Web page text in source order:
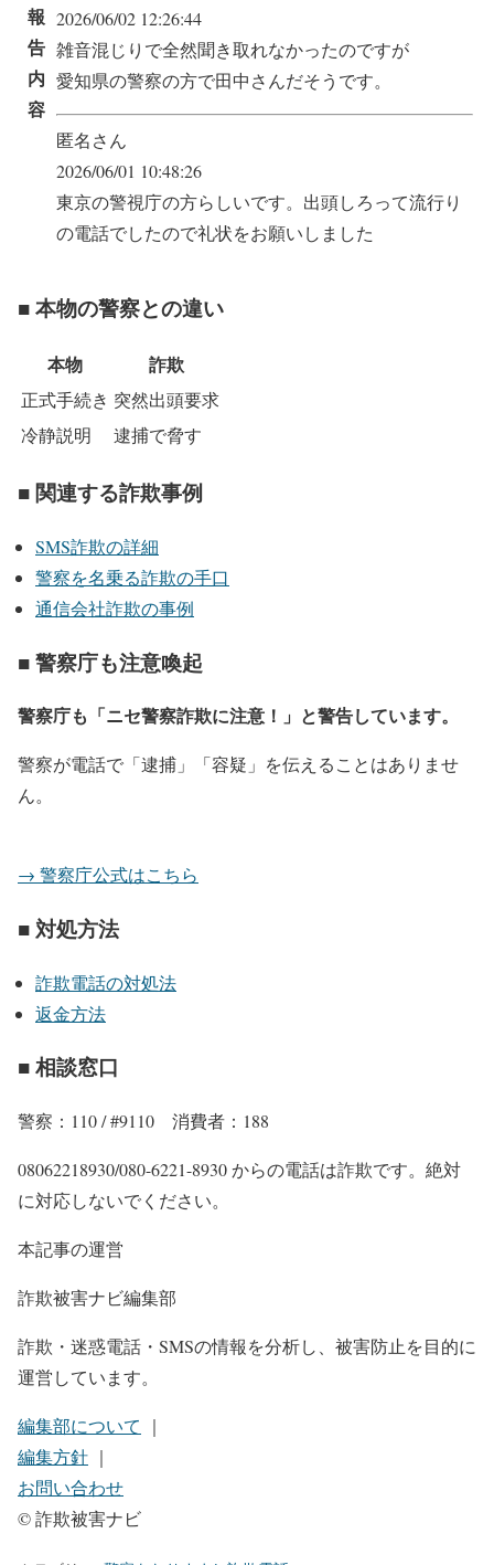
報
告
内
容
2026/06/02 12:26:44
雑音混じりで全然聞き取れなかったのですが
愛知県の警察の方で田中さんだそうです。
匿名さん
2026/06/01 10:48:26
東京の警視庁の方らしいです。出頭しろって流行り
の電話でしたので礼状をお願いしました
■ 本物の警察との違い
本物 詐欺
正式手続き 突然出頭要求
冷静説明
逮捕で脅す
■ 関連する詐欺事例
SMS詐欺の詳細
警察を名乗る詐欺の手口
通信会社詐欺の事例
■ 警察庁も注意喚起
警察庁も「ニセ警察詐欺に注意！」と警告しています。
警察が電話で「逮捕」「容疑」を伝えることはありませ
ん。
→ 警察庁公式はこちら
■ 対処方法
詐欺電話の対処法
返金方法
■ 相談窓口
警察：110 / #9110 消費者：188
08062218930/080-6221-8930 からの電話は詐欺です。絶対
に対応しないでください。
本記事の運営
詐欺被害ナビ編集部
詐欺・迷惑電話・SMSの情報を分析し、被害防止を目的に
運営しています。
編集部について ｜
編集方針 ｜
お問い合わせ
© 詐欺被害ナビ